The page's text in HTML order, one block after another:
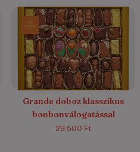
5.0/5 (3)
Grande doboz klasszikus
bonbonválogatással
29 500 Ft